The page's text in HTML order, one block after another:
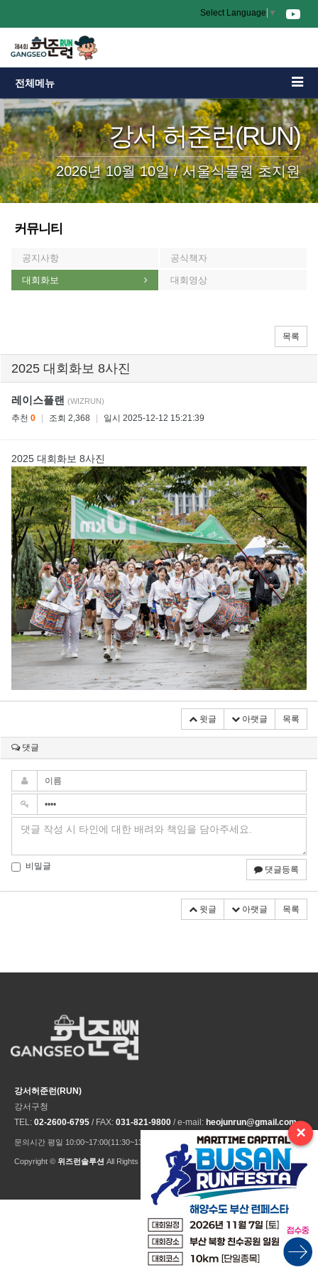
Select Language ▼
전체메뉴
강서 허준런(RUN)
2026년 10월 10일 / 서울식물원 초지원
커뮤니티
공지사항 공식책자
대회화보 대회영상
목록
2025 대회화보 8사진
레이스플랜 (WIZRUN)
추천 0 | 조회 2,368 | 일시 2025-12-12 15:21:39
2025 대회화보 8사진
윗글 아랫글 목록
댓글
비밀글 댓글등록
윗글 아랫글 목록
강서허준런(RUN)
강서구청
TEL: 02-2600-6795 / FAX: 031-821-9800 / e-mail: heojunrun@gmail.com
문의시간 평일 10:00~17:00(11:30~13:30 점심시간) ※ 주말 및 공휴일 미운영
Copyright © 위즈런솔루션 All Rights Reseved.
×